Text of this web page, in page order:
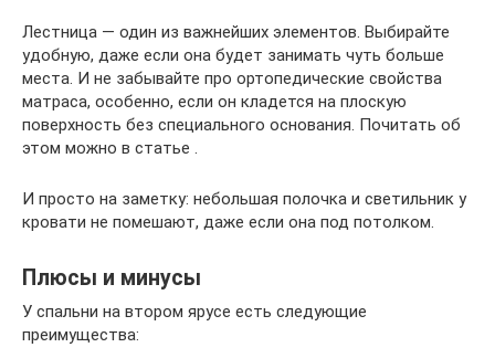
Лестница — один из важнейших элементов. Выбирайте
удобную, даже если она будет занимать чуть больше
места. И не забывайте про ортопедические свойства
матраса, особенно, если он кладется на плоскую
поверхность без специального основания. Почитать об
этом можно в статье .
И просто на заметку: небольшая полочка и светильник у
кровати не помешают, даже если она под потолком.
Плюсы и минусы
У спальни на втором ярусе есть следующие
преимущества: